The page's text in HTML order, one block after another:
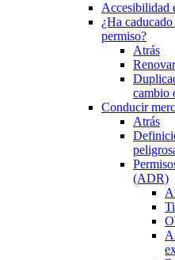
Accesibilidad
¿Ha
permiso?
Atrás
cambio
Conducir
Atrás
(ADR)